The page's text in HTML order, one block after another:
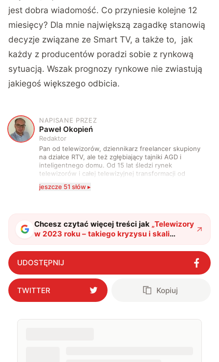
jest dobra wiadomość. Co przyniesie kolejne 12
miesięcy? Dla mnie największą zagadkę stanowią
decyzje związane ze Smart TV, a także to, jak
każdy z producentów poradzi sobie z rynkową
sytuacją. Wszak prognozy rynkowe nie zwiastują
jakiegoś większego odbicia.
P
NAPISANE PRZEZ
Paweł Okopień
Redaktor
Pan od telewizorów, dziennikarz freelancer skupiony
na działce RTV, ale też zgłębiający tajniki AGD i
inteligentnego domu. Od 15 lat śledzi rynek
telewizorów i całej telewizyjnej transformacji od
wyłącznie do sieci i treści dostępnych w streamingu.
zagrodzie i zaprzyjaźnionych firmach. Wyznający
zasadę, że nie ma zbyt dużych telewizorów.
jeszcze 51 słów ▸
Chcesz czytać więcej treści jak „Telewizory
w 2023 roku – takiego kryzysu i skali
niespodzianek jeszcze rynek nie widział"?
UDOSTĘPNIJ
TWITTER Kopiuj